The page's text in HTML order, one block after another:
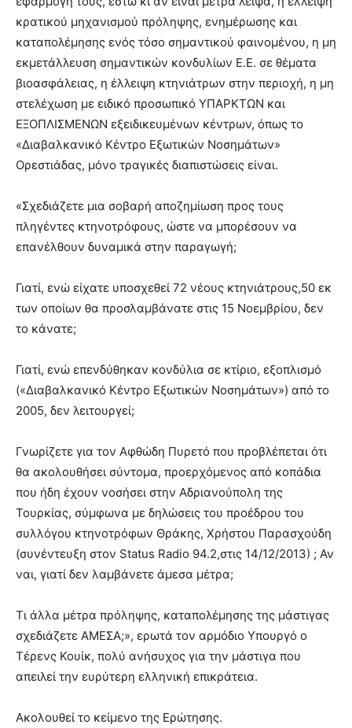
κρατικού μηχανισμού πρόληψης, ενημέρωσης και
καταπολέμησης ενός τόσο σημαντικού φαινομένου, η μη
εκμετάλλευση σημαντικών κονδυλίων Ε.Ε. σε θέματα
βιοασφάλειας, η έλλειψη κτηνιάτρων στην περιοχή, η μη
στελέχωση με ειδικό προσωπικό ΥΠΑΡΚΤΩΝ και
ΕΞΟΠΛΙΣΜΕΝΩΝ εξειδικευμένων κέντρων, όπως το
«Διαβαλκανικό Κέντρο Εξωτικών Νοσημάτων»
Ορεστιάδας, μόνο τραγικές διαπιστώσεις είναι.
«Σχεδιάζετε μια σοβαρή αποζημίωση προς τους
πληγέντες κτηνοτρόφους, ώστε να μπορέσουν να
επανέλθουν δυναμικά στην παραγωγή;
Γιατί, ενώ είχατε υποσχεθεί 72 νέους κτηνιάτρους,50 εκ
των οποίων θα προσλαμβάνατε στις 15 Νοεμβρίου, δεν
το κάνατε;
Γιατί, ενώ επενδύθηκαν κονδύλια σε κτίριο, εξοπλισμό
(«Διαβαλκανικό Κέντρο Εξωτικών Νοσημάτων») από το
2005, δεν λειτουργεί;
Γνωρίζετε για τον Αφθώδη Πυρετό που προβλέπεται ότι
θα ακολουθήσει σύντομα, προερχόμενος από κοπάδια
που ήδη έχουν νοσήσει στην Αδριανούπολη της
Τουρκίας, σύμφωνα με δηλώσεις του προέδρου του
συλλόγου κτηνοτρόφων Θράκης, Χρήστου Παρασχούδη
(συνέντευξη στον Status Radio 94.2,στις 14/12/2013) ; Αν
ναι, γιατί δεν λαμβάνετε άμεσα μέτρα;
Τι άλλα μέτρα πρόληψης, καταπολέμησης της μάστιγας
σχεδιάζετε ΑΜΕΣΑ;», ερωτά τον αρμόδιο Υπουργό ο
Τέρενς Κουίκ, πολύ ανήσυχος για την μάστιγα που
απειλεί την ευρύτερη ελληνική επικράτεια.
Ακολουθεί το κείμενο της Ερώτησης.